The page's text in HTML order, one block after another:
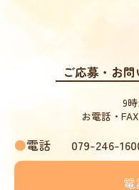
ご応募・お
9
お電話・
●電話 079-246-
電